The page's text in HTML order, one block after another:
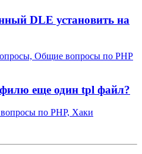
DLE установить на
Общие вопросы по PHP
еще один tpl файл?
по PHP, Хаки